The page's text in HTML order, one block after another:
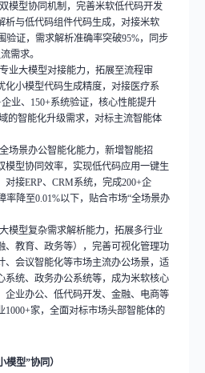
模型协同机制，完善米软低代码开发
析与低代码组件代码生成，对接米软
验证，需求解析准确率突破95%，同步
需求。
业大模型对接能力，拓展至流程审
化小模型代码生成精度，对接医疗系
企业、 150+系统验证，核心性能提升
的智能化升级需求，对标主流智能体
场景办公智能化能力，新增智能招
模型协同效率，实现低代码应用一键生
对接ERP、CRM系统，完成200+企
率降至0.01%以下，贴合市场“全场景办
模型复杂需求解析能力，拓展多行业
、教育、政务等），完善可视化管理功
、会议智能化等市场主流办公场景，适
系统、政务办公系统等，成为米软核心
企业办公、低代码开发、金融、电商等
1000+家，全面对标市场头部智能体的
模型”协同）